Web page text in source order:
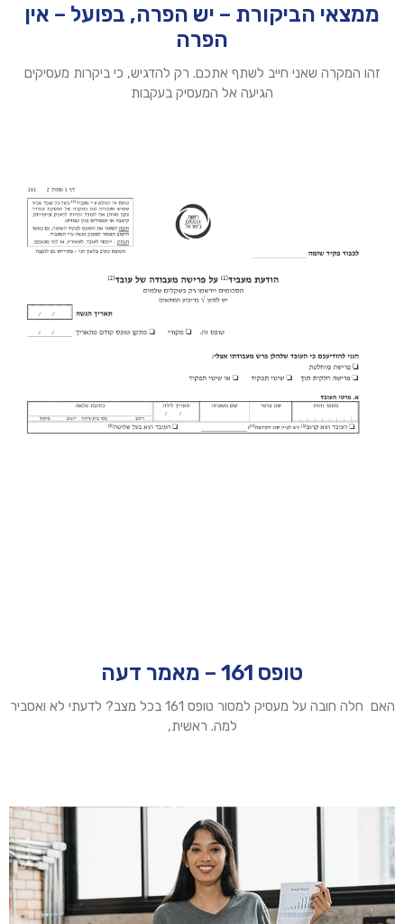
ממצאי הביקורת – יש הפרה, בפועל – אין
הפרה
זהו המקרה שאני חייב לשתף אתכם. רק להדגיש, כי ביקרות מעסיקים
הגיעה אל המעסיק בעקבות
טופס 161 – מאמר דעה
האם חלה חובה על מעסיק למסור טופס 161 בכל מצב? לדעתי לא ואסביר
למה. ראשית,